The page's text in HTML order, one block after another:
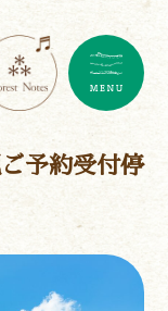
予約受付停